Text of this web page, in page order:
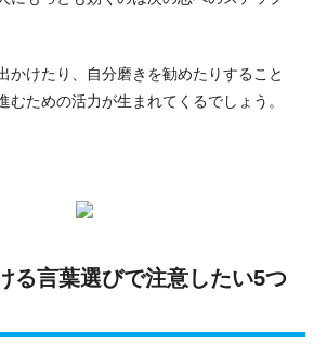
かけたり、自分磨きを勧めたりすること
むための活力が生まれてくるでしょう。
る言葉選びで注意したい5つ